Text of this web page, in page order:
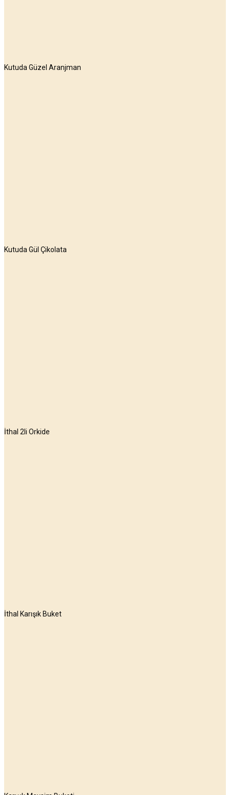
Kutuda Güzel Aranjman
Kutuda Gül Çikolata
İthal 2li Orkide
İthal Karışık Buket